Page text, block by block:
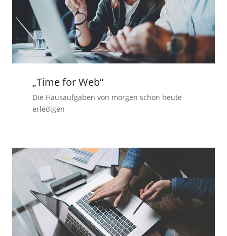
„Time for Web“
Die Hausaufgaben von morgen schon heute
erledigen